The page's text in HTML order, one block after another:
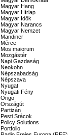
Magyar Hang
Magyar Hírlap
Magyar Idők
Magyar Narancs
Magyar Nemzet
Mandiner
Mérce
Mos maiorum
Mozgástér
Napi Gazdaság
Neokohn
Népszabadság
Népszava
Nyugat
Nyugati Fény
Origo
Országút
Partizán
Pesti Srácok
Policy Solutions
Portfolio